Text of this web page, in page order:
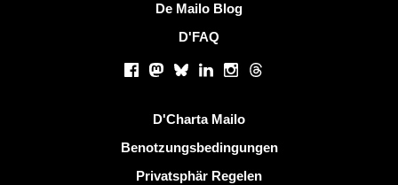
De Mailo Blog
D'FAQ
Sozialen Netzwierker
Facebook
Mastodon
BlueskyLinkedInInstagram
Threads
D'Charta Mailo
Benotzungsbedingungen
Privatsphär Regelen